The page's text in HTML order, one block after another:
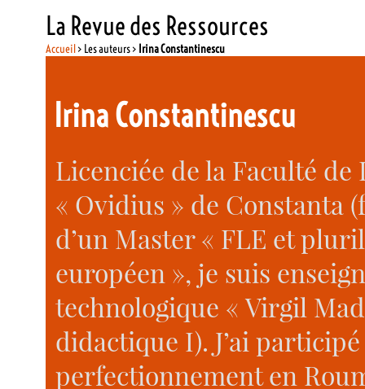
La Revue des Ressources
Accueil> Les auteurs > Irina Constantinescu
Irina Constantinescu
Licenciée de la Faculté de
« Ovidius » de Constanta
d’un Master « FLE et
européen », je suis
technologique « Virgil
didactique I). J’ai
perfectionnement en